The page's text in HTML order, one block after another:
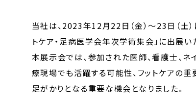
当社は、2023年12月22日（金）～23日（土
トケア・足病医学会年次学術集会」に出展い
本展示会では、参加された医師、看護士、ネ
療現場でも活躍する可能性、フットケアの
足がかりとなる重要な機会となりました。